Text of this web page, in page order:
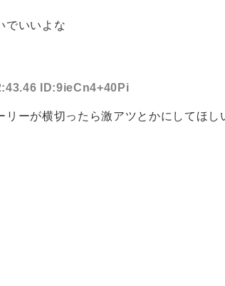
でいいよな
ID:9ieCn4+40Pi
リーが横切ったら激アツとかにしてほし